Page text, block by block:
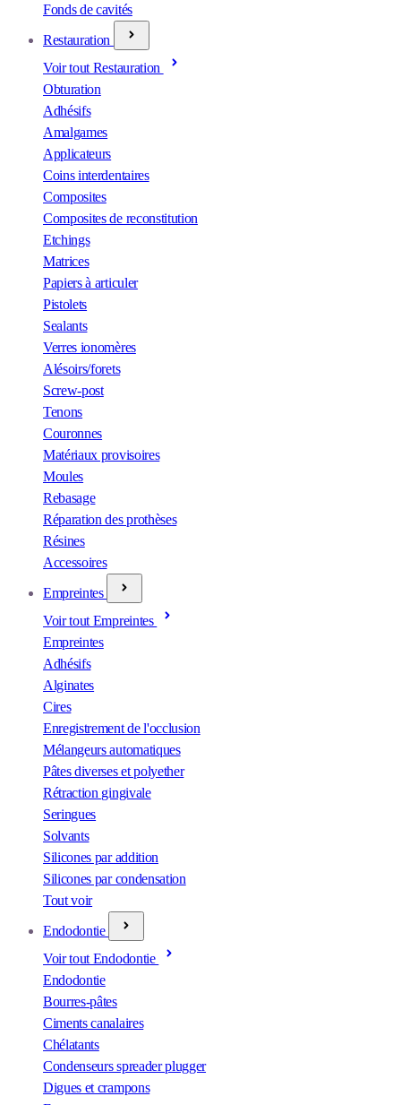
Fonds de cavités
Restauration
Voir tout Restauration
Obturation
Adhésifs
Amalgames
Applicateurs
Coins interdentaires
Composites
Composites de reconstitution
Etchings
Matrices
Papiers à articuler
Pistolets
Sealants
Verres ionomères
Alésoirs/forets
Screw-post
Tenons
Couronnes
Matériaux provisoires
Moules
Rebasage
Réparation des prothèses
Résines
Accessoires
Empreintes
Voir tout Empreintes
Empreintes
Adhésifs
Alginates
Cires
Enregistrement de l'occlusion
Mélangeurs automatiques
Pâtes diverses et polyether
Rétraction gingivale
Seringues
Solvants
Silicones par addition
Silicones par condensation
Tout voir
Endodontie
Voir tout Endodontie
Endodontie
Bourres-pâtes
Ciments canalaires
Chélatants
Condenseurs spreader plugger
Digues et crampons